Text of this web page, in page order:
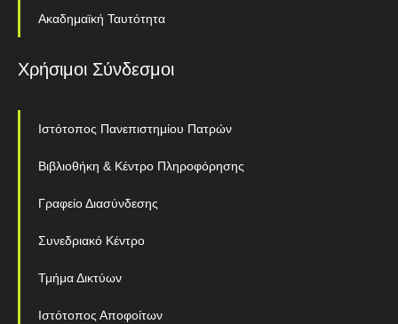
Ακαδημαϊκή Ταυτότητα
Χρήσιμοι Σύνδεσμοι
Ιστότοπος Πανεπιστημίου Πατρών
Βιβλιοθήκη & Κέντρο Πληροφόρησης
Γραφείο Διασύνδεσης
Συνεδριακό Κέντρο
Τμήμα Δικτύων
Ιστότοπος Αποφοίτων